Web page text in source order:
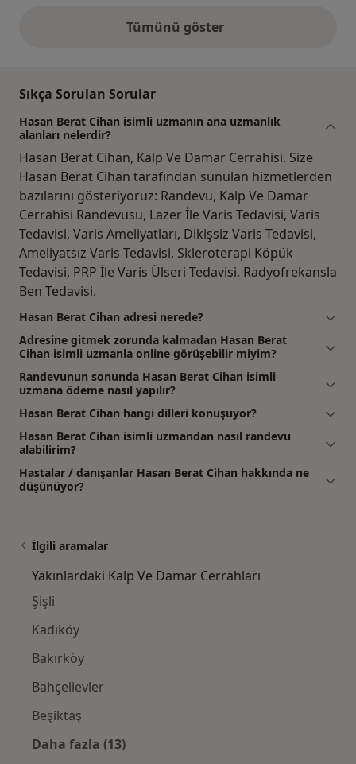
Tümünü gösteryukarıdaki görüşler
Sıkça Sorulan Sorular
Hasan Berat Cihan isimli uzmanın ana uzmanlık
alanları nelerdir?
Hasan Berat Cihan, Kalp Ve Damar Cerrahisi. Size
Hasan Berat Cihan tarafından sunulan hizmetlerden
bazılarını gösteriyoruz: Randevu, Kalp Ve Damar
Cerrahisi Randevusu, Lazer İle Varis Tedavisi, Varis
Tedavisi, Varis Ameliyatları, Dikişsiz Varis Tedavisi,
Ameliyatsız Varis Tedavisi, Skleroterapi Köpük
Tedavisi, PRP İle Varis Ülseri Tedavisi, Radyofrekansla
Ben Tedavisi.
Hasan Berat Cihan adresi nerede?
Adresine gitmek zorunda kalmadan Hasan Berat
Cihan isimli uzmanla online görüşebilir miyim?
Randevunun sonunda Hasan Berat Cihan isimli
uzmana ödeme nasıl yapılır?
Hasan Berat Cihan hangi dilleri konuşuyor?
Hasan Berat Cihan isimli uzmandan nasıl randevu
alabilirim?
Hastalar / danışanlar Hasan Berat Cihan hakkında ne
düşünüyor?
İlgili aramalar
Yakınlardaki Kalp Ve Damar Cerrahları
Şişli
Kadıköy
Bakırköy
Bahçelievler
Beşiktaş
Daha fazla (13)